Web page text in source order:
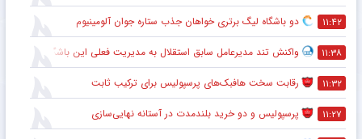
۱۲:۱۱ نظر عجیب پیشکسوت استقلال درباره اوضاع تیم سهراب بختیاری زاده + جزئیات
۱۲:۰۸ واکنش بهتاش فریبا درباره باز نشدن پنجره نقل‌وانتقالات استقلال
۱۲:۰۴ انتقال ستاره محبوب هواداران مس رفسنجان به فجر سپاسی شیراز
۱۱:۵۹ کاپیتان سابق ذوب‌آهن در آستانه پیوستن به فجرسپاسی شیراز